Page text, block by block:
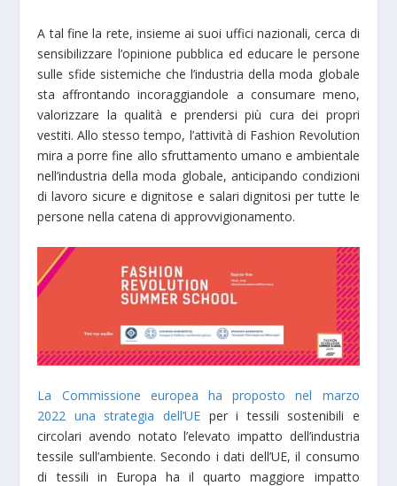
A tal fine la rete, insieme ai suoi uffici nazionali, cerca di
sensibilizzare l’opinione pubblica ed educare le persone
sulle sfide sistemiche che l’industria della moda globale
sta affrontando incoraggiandole a consumare meno,
valorizzare la qualità e prendersi più cura dei propri
vestiti. Allo stesso tempo, l’attività di Fashion Revolution
mira a porre fine allo sfruttamento umano e ambientale
nell’industria della moda globale, anticipando condizioni
di lavoro sicure e dignitose e salari dignitosi per tutte le
persone nella catena di approvvigionamento.
La Commissione europea ha proposto nel marzo
2022 una strategia dell’UE per i tessili sostenibili e
circolari avendo notato l’elevato impatto dell’industria
tessile sull’ambiente. Secondo i dati dell’UE, il consumo
di tessili in Europa ha il quarto maggiore impatto